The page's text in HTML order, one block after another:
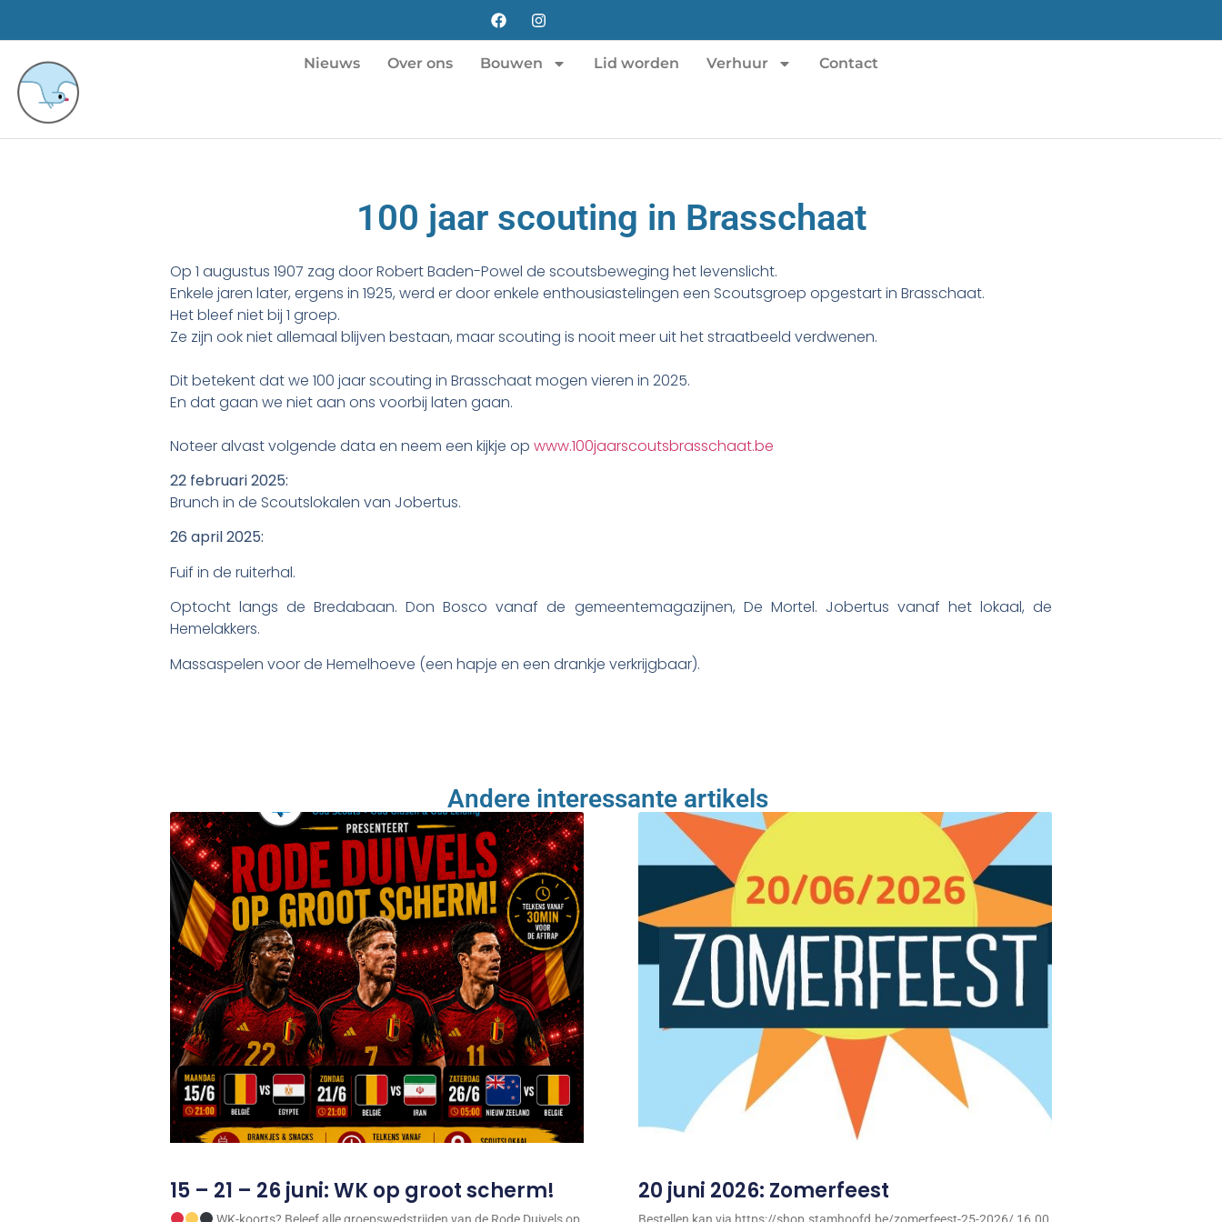
Nieuws Over ons Bouwen Lid worden Verhuur Contact
100 jaar scouting in Brasschaat
Op 1 augustus 1907 zag door Robert Baden-Powel de scoutsbeweging het levenslicht.
Enkele jaren later, ergens in 1925, werd er door enkele enthousiastelingen een Scoutsgroep opgestart in Brasschaat.
Het bleef niet bij 1 groep.
Ze zijn ook niet allemaal blijven bestaan, maar scouting is nooit meer uit het straatbeeld verdwenen.
Dit betekent dat we 100 jaar scouting in Brasschaat mogen vieren in 2025.
En dat gaan we niet aan ons voorbij laten gaan.
Noteer alvast volgende data en neem een kijkje op www.100jaarscoutsbrasschaat.be
22 februari 2025:
Brunch in de Scoutslokalen van Jobertus.
26 april 2025:
Fuif in de ruiterhal.
Optocht langs de Bredabaan. Don Bosco vanaf de gemeentemagazijnen, De Mortel. Jobertus vanaf het lokaal, de
Hemelakkers.
Massaspelen voor de Hemelhoeve (een hapje en een drankje verkrijgbaar).
Andere interessante artikels ​
15 – 21 – 26 juni: WK op groot scherm!
WK-koorts? Beleef alle groepswedstrijden van de Rode Duivels op
20 juni 2026: Zomerfeest
Bestellen kan via https://shop.stamhoofd.be/zomerfeest-25-2026/ 16.00